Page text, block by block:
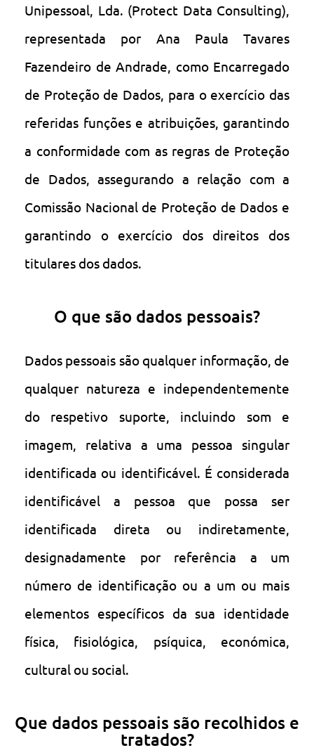
Unipessoal, Lda. (Protect Data Consulting),
representada por Ana Paula Tavares
Fazendeiro de Andrade, como Encarregado
de Proteção de Dados, para o exercício das
referidas funções e atribuições, garantindo
a conformidade com as regras de Proteção
de Dados, assegurando a relação com a
Comissão Nacional de Proteção de Dados e
garantindo o exercício dos direitos dos
titulares dos dados.
O que são dados pessoais?
Dados pessoais são qualquer informação, de
qualquer natureza e independentemente
do respetivo suporte, incluindo som e
imagem, relativa a uma pessoa singular
identificada ou identificável. É considerada
identificável a pessoa que possa ser
identificada direta ou indiretamente,
designadamente por referência a um
número de identificação ou a um ou mais
elementos específicos da sua identidade
física, fisiológica, psíquica, económica,
cultural ou social.
Que dados pessoais são recolhidos e
tratados?